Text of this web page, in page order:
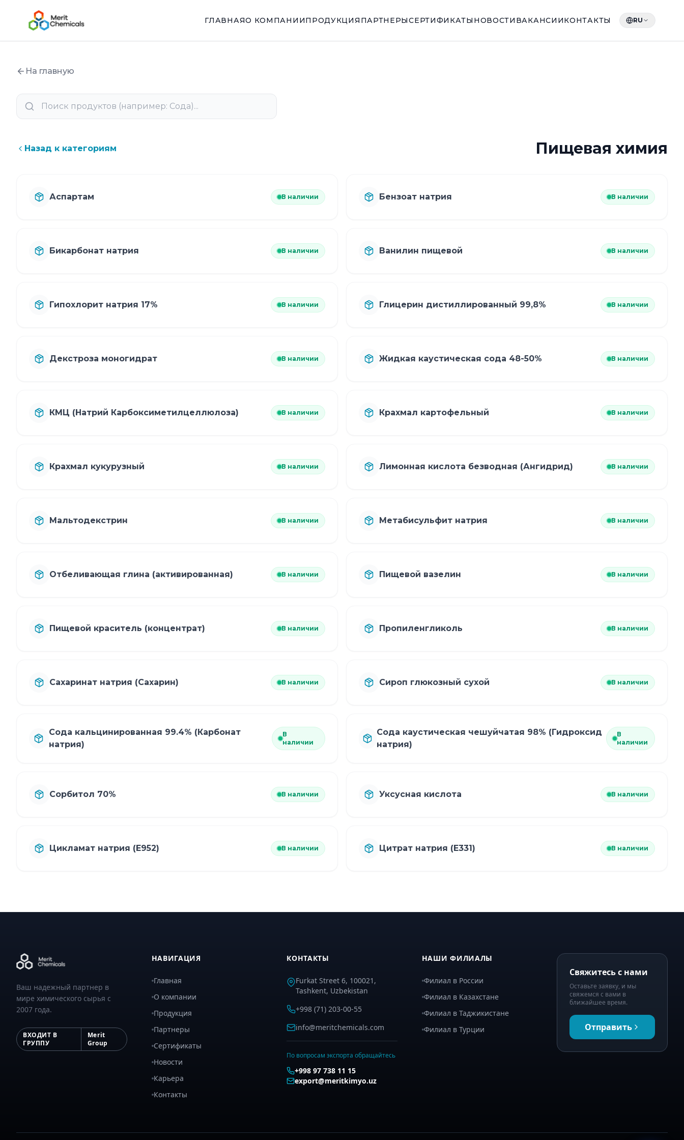
ГЛАВНАЯО КОМПАНИИПРОДУКЦИЯ ПАРТНЕРЫСЕРТИФИКАТЫ НОВОСТИ ВАКАНСИИКОНТАКТЫ RU
На главную
Назад к категориям Пищевая химия
Аспартам В наличии Бензоат натрия В наличии
Бикарбонат натрия В наличии Ванилин пищевой В наличии
Гипохлорит натрия 17% В наличии Глицерин дистиллированный 99,8% В наличии
Декстроза моногидрат В наличии Жидкая каустическая сода 48-50% В наличии
КМЦ (Натрий Карбоксиметилцеллюлоза) В наличии Крахмал картофельный В наличии
Крахмал кукурузный В наличии Лимонная кислота безводная (Ангидрид) В наличии
Мальтодекстрин В наличии Метабисульфит натрия В наличии
Отбеливающая глина (активированная) В наличии Пищевой вазелин В наличии
Пищевой краситель (концентрат) В наличии Пропиленгликоль В наличии
Сахаринат натрия (Сахарин) В наличии Сироп глюкозный сухой В наличии
Сода кальцинированная 99.4% (Карбонат
натрия)
В
наличии
Сода каустическая чешуйчатая 98% (Гидроксид
натрия)
В
наличии
Сорбитол 70% В наличии Уксусная кислота В наличии
Цикламат натрия (Е952) В наличии Цитрат натрия (Е331) В наличии
Ваш надежный партнер в
мире химического сырья с
2007 года.
ВХОДИТ В
ГРУППУ
Merit
Group
НАВИГАЦИЯ
Главная
О компании
Продукция
Партнеры
Сертификаты
Новости
Карьера
Контакты
КОНТАКТЫ
Furkat Street 6, 100021,
Tashkent, Uzbekistan
+998 (71) 203-00-55
info@meritchemicals.com
По вопросам экспорта обращайтесь
+998 97 738 11 15
export@meritkimyo.uz
НАШИ ФИЛИАЛЫ
Филиал в России
Филиал в Казахстане
Филиал в Таджикистане
Филиал в Турции
Свяжитесь с нами
Оставьте заявку, и мы
свяжемся с вами в
ближайшее время.
Отправить